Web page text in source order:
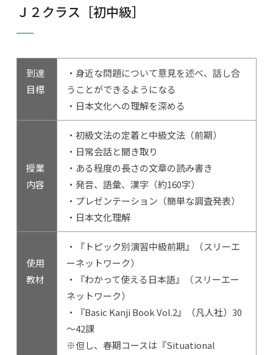
Ｊ２クラス［初中級］
到達
目標
・身近な問題について意見を述べ、話し合
うことができるようになる
・日本文化への理解を深める
授業
内容
・初級文法の定着と中級文法（前期）
・日常会話と聞き取り
・ある程度の長さの文章の読み書き
・発音、語彙、漢字（約160字）
・プレゼンテーション（簡単な調査発表）
・日本文化理解
使用
教材
・『トピック別演習中級前期』（スリーエ
ーネットワーク）
・『わかって使える日本語』（スリーエー
ネットワーク）
・『Basic Kanji Book Vol.2』（凡人社）30
～42課
※但し、春期コースは『Situational